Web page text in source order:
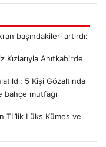
başındakileri artırdı:
Anıtkabir’de
5 Kişi Gözaltında
bahçe mutfağı
TL’lik Lüks Kümes ve